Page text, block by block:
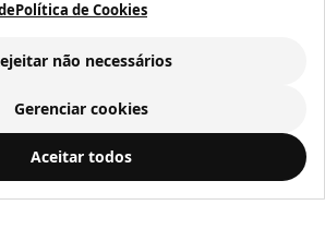
Política de Cookies
não necessários
Gerenciar cookies
Aceitar todos
Squeeze de Alumínio Prata tampa Bola para Sublimação - 750ml
reservados 1999 - 2026 | CRIDON
EPP | CNPJ: 07.686.203/0001-22
- São Paulo/SP - socd@socd.com.br